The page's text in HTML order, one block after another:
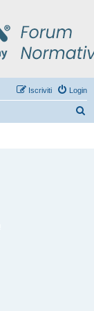
Login
Iscriviti